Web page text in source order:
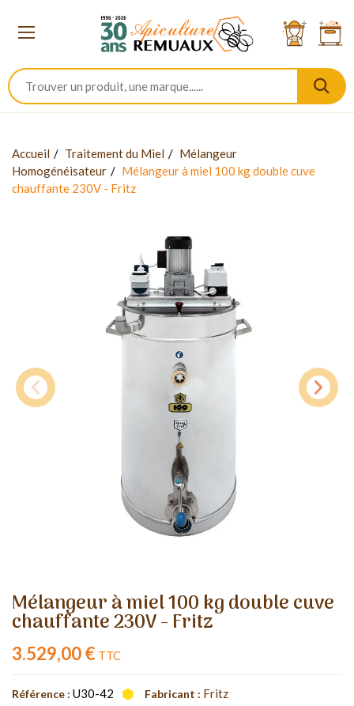
Accueil Traitement du Miel
Mélangeur
Homogénéisateur
Mélangeur à miel 100 kg double cuve
chauffante 230V - Fritz
Mélangeur à miel 100 kg double cuve
chauffante 230V - Fritz
3.529,00 € TTC
Référence : U30-42 Fabricant : Fritz